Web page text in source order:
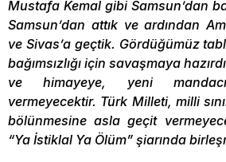
Mustafa Kemal gibi Samsun’dan
Samsun’dan attık ve ardından
ve Sivas’a geçtik. Gördüğümüz
bağımsızlığı için savaşmaya
ve himayeye, yeni
vermeyecektir. Türk Milleti, milli
bölünmesine asla geçit
“Ya İstiklal Ya Ölüm” şiarında